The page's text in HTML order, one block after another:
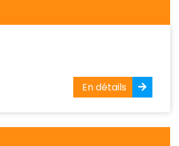
En détails